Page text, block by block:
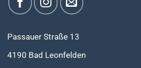
Passauer Straße 13
4190 Bad Leonfelden